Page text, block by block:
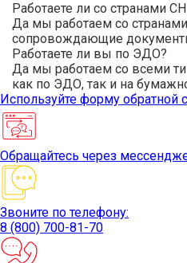
Работаете ли со странами
Да мы работаем со
сопровождающие
Работаете ли вы по ЭДО?
Да мы работаем со всеми
как по ЭДО, так и на
Используйте форму обратной
Обращайтесь через
Звоните по телефону:
8 (800) 700-81-70